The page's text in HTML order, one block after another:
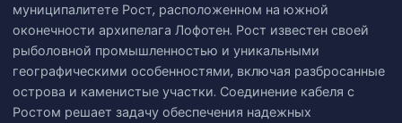
муниципалитете Рост, расположенном на южной
оконечности архипелага Лофотен. Рост известен своей
рыболовной промышленностью и уникальными
географическими особенностями, включая разбросанные
острова и каменистые участки. Соединение кабеля с
Ростом решает задачу обеспечения надежных